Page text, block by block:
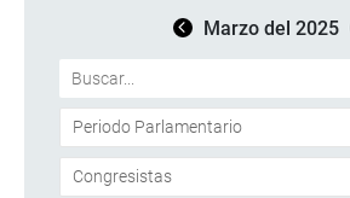
Marzo del 2025